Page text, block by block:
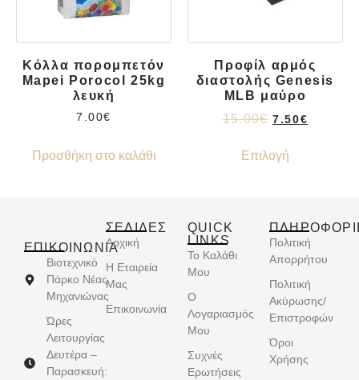
Κόλλα πορομπετόν
Mapei Porocol 25kg
λευκή
7.00€
Προσθήκη στο καλάθι
Προφίλ αρμός
διαστολής Genesis
MLB μαύρο
15.00€ 7.50€
Επιλογή
ΕΠΙΚΟΙΝΩΝΊΑ
Βιοτεχνικό
Πάρκο Νέας
Μηχανιώνας
Ώρες
Λειτουργίας
Δευτέρα –
Παρασκευή:
ΣΕΛΙΔΕΣ
Αρχική
Η Εταιρεία
Μας
Επικοινωνία
QUICK
LINKS
Το Καλάθι
Μου
Ο
Λογαριασμός
Μου
Συχνές
Ερωτήσεις
Πολιτική
Απορρήτου
Πολιτική
Ακύρωσης/
Επιστροφών
Όροι
Χρήσης